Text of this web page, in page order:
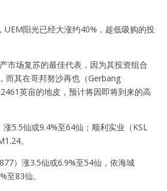
UEM阳光已经大涨约40%，趁低吸购的投
市场复苏的最佳代表，因为其投资组合
而其在哥邦努沙再也（Gerbang
英亩的地皮，预计将因即将到来的高
5.5仙或9.4%至64仙；顺利实业（KSL
。
）涨3.5仙或6.9%至54仙，依海城
至83仙。